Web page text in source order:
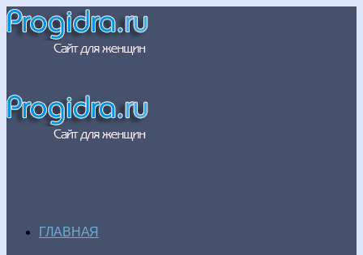
ГЛАВНАЯ